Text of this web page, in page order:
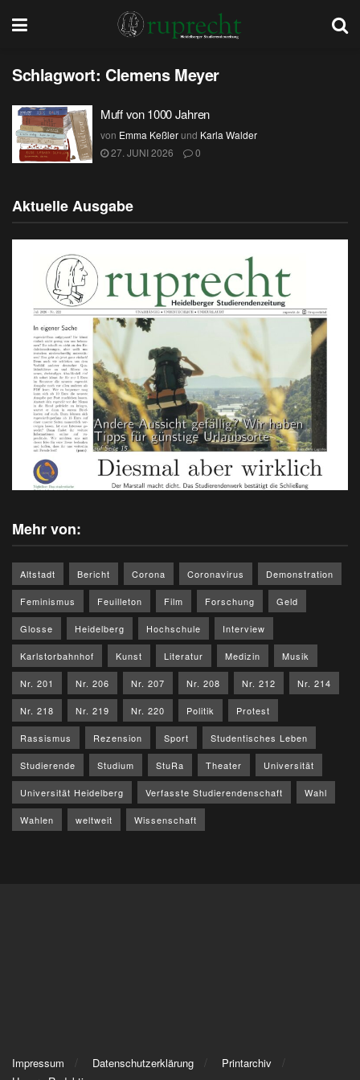
Schlagwort: Clemens Meyer
Muff von 1000 Jahren
von Emma Keßlerund Karla Walder
27. JUNI 2026
0
Aktuelle Ausgabe
Mehr von:
Altstadt Bericht Corona Coronavirus Demonstration
Feminismus Feuilleton Film Forschung Geld
Glosse Heidelberg Hochschule Interview
Karlstorbahnhof Kunst Literatur Medizin Musik
Nr. 201 Nr. 206 Nr. 207 Nr. 208 Nr. 212 Nr. 214
Nr. 218 Nr. 219 Nr. 220 Politik Protest
Rassismus Rezension Sport Studentisches Leben
Studierende Studium StuRa Theater Universität
Universität Heidelberg Verfasste Studierendenschaft Wahl
Wahlen weltweit Wissenschaft
Impressum Datenschutzerklärung
Printarchiv